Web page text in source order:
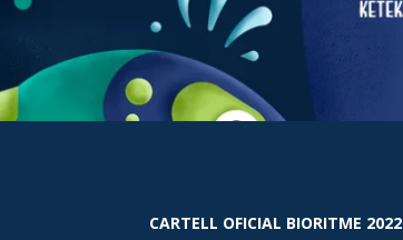
CARTELL OFICIAL BIORITME 2022